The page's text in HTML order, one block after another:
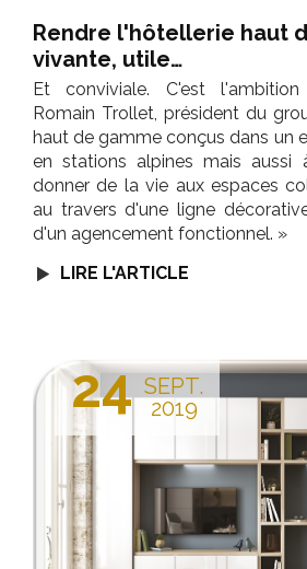
Rendre l'hôtellerie haut
vivante, utile…
Et conviviale. C'est
Romain Trollet, président du
haut de gamme conçus dans un
en stations alpines mais aussi
donner de la vie aux espaces
au travers d'une ligne
d'un agencement fonctionnel. »
LIRE L'ARTICLE
24 SEPT.
2019